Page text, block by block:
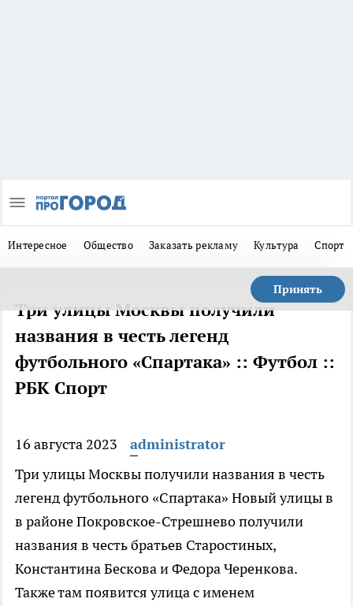
Интересное Общество Заказать рекламу Культура Спорт
Принять
Три улицы Москвы получили
названия в честь легенд
футбольного «Спартака» :: Футбол ::
РБК Спорт
16 августа 2023
administrator
Три улицы Москвы получили названия в честь
легенд футбольного «Спартака» Новый улицы в
в районе Покровское-Стрешнево получили
названия в честь братьев Старостиных,
Константина Бескова и Федора Черенкова.
Также там появится улица с именем